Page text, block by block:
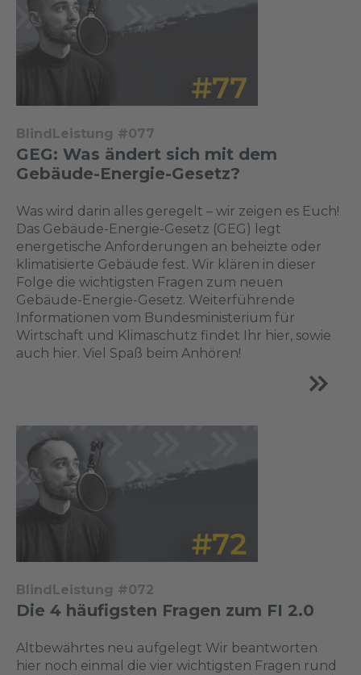
BlindLeistung #077
GEG: Was ändert sich mit dem
Gebäude-Energie-Gesetz?
Was wird darin alles geregelt – wir zeigen es Euch!
Das Gebäude-Energie-Gesetz (GEG) legt
energetische Anforderungen an beheizte oder
klimatisierte Gebäude fest. Wir klären in dieser
Folge die wichtigsten Fragen zum neuen
Gebäude-Energie-Gesetz. Weiterführende
Informationen vom Bundesministerium für
Wirtschaft und Klimaschutz findet Ihr hier, sowie
auch hier. Viel Spaß beim Anhören!
BlindLeistung #072
Die 4 häufigsten Fragen zum FI 2.0
Altbewährtes neu aufgelegt Wir beantworten
hier noch einmal die vier wichtigsten Fragen rund